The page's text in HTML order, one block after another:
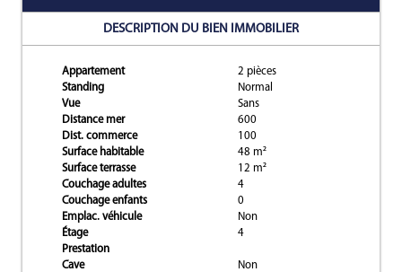
DESCRIPTION DU BIEN IMMOBILIER
Appartement
2 pièces
Standing
Normal
Vue
Sans
Distance mer
600
Dist. commerce
100
Surface habitable
48 m²
Surface terrasse
12 m²
Couchage adultes
4
Couchage enfants
0
Emplac. véhicule
Non
Étage
4
Prestation
Cave
Non